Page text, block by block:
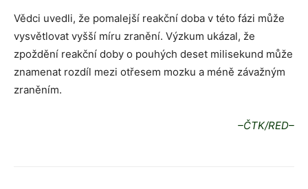
Vědci uvedli, že pomalejší reakční doba v této fázi může
vysvětlovat vyšší míru zranění. Výzkum ukázal, že
zpoždění reakční doby o pouhých deset milisekund může
znamenat rozdíl mezi otřesem mozku a méně závažným
zraněním.
–ČTK/RED–